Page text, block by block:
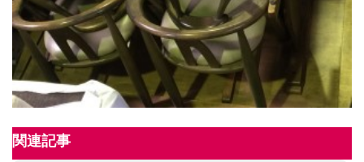
関連記事